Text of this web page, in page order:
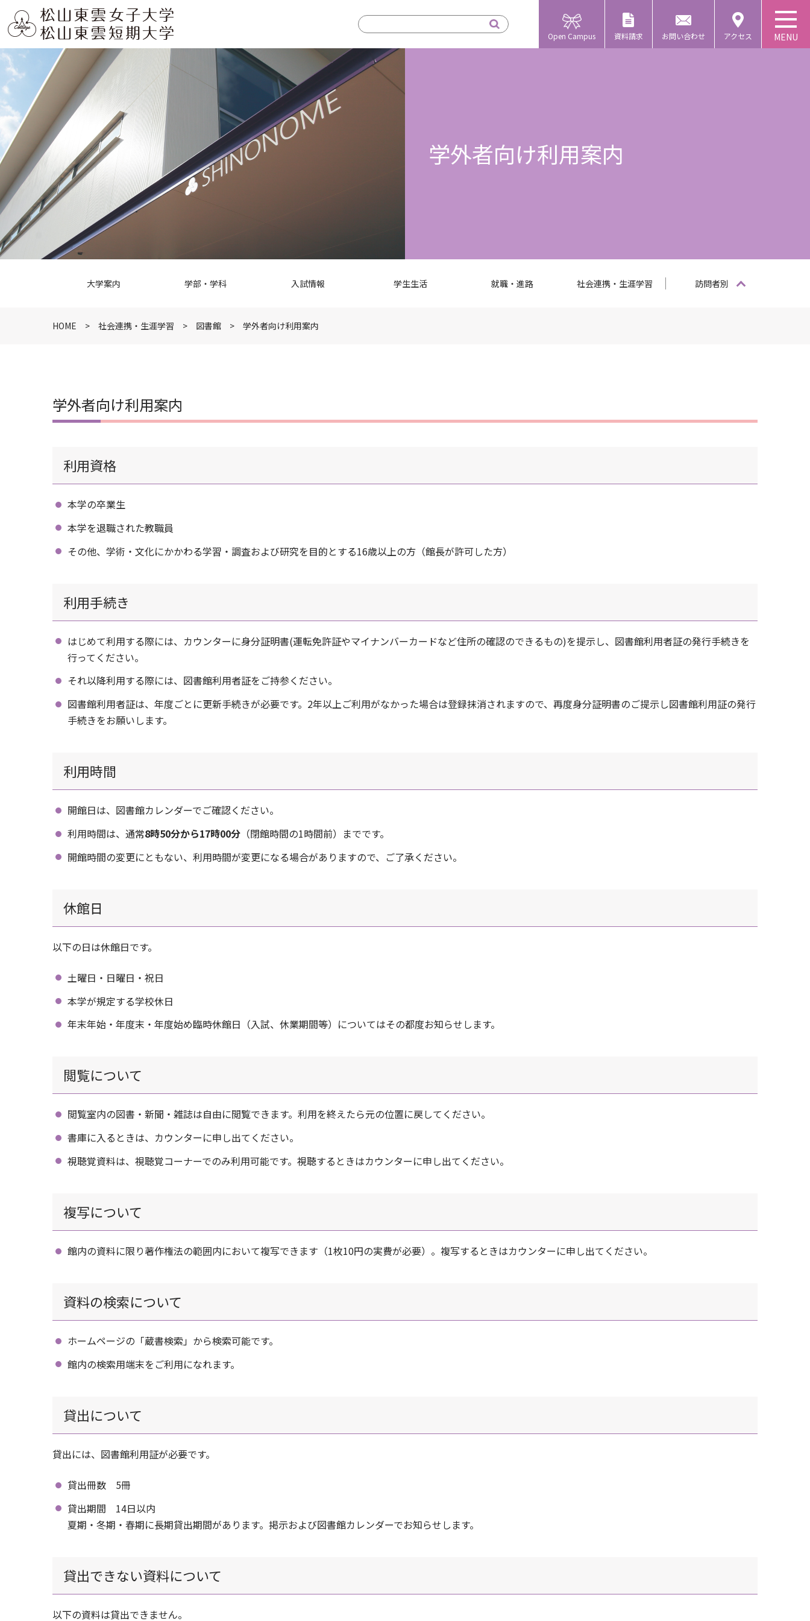
Open Campus 資料請求 お問い合わせ アクセス
学外者向け利用案内
大学案内 学部・学科 入試情報 学生生活 就職・進路 社会連携・生涯学習 訪問者別
HOME 社会連携・生涯学習 図書館 学外者向け利用案内
学外者向け利用案内
利用資格
本学の卒業生
本学を退職された教職員
その他、学術・文化にかかわる学習・調査および研究を目的とする16歳以上の方（館長が許可した方）
利用手続き
はじめて利用する際には、カウンターに身分証明書(運転免許証やマイナンバーカードなど住所の確認のできるもの)を提示し、図書館利用者証の発行手続きを
行ってください。
それ以降利用する際には、図書館利用者証をご持参ください。
図書館利用者証は、年度ごとに更新手続きが必要です。2年以上ご利用がなかった場合は登録抹消されますので、再度身分証明書のご提示し図書館利用証の発行
手続きをお願いします。
利用時間
開館日は、図書館カレンダーでご確認ください。
利用時間は、通常8時50分から17時00分 （閉館時間の1時間前）までです。
開館時間の変更にともない、利用時間が変更になる場合がありますので、ご了承ください。
休館日
以下の日は休館日です。
土曜日・日曜日・祝日
本学が規定する学校休日
年末年始・年度末・年度始め臨時休館日（入試、休業期間等）についてはその都度お知らせします。
閲覧について
閲覧室内の図書・新聞・雑誌は自由に閲覧できます。利用を終えたら元の位置に戻してください。
書庫に入るときは、カウンターに申し出てください。
視聴覚資料は、視聴覚コーナーでのみ利用可能です。視聴するときはカウンターに申し出てください。
複写について
館内の資料に限り著作権法の範囲内において複写できます（1枚10円の実費が必要）。複写するときはカウンターに申し出てください。
資料の検索について
ホームページの「蔵書検索」から検索可能です。
館内の検索用端末をご利用になれます。
貸出について
貸出には、図書館利用証が必要です。
貸出冊数 5冊
貸出期間 14日以内
夏期・冬期・春期に長期貸出期間があります。掲示および図書館カレンダーでお知らせします。
貸出できない資料について
以下の資料は貸出できません。